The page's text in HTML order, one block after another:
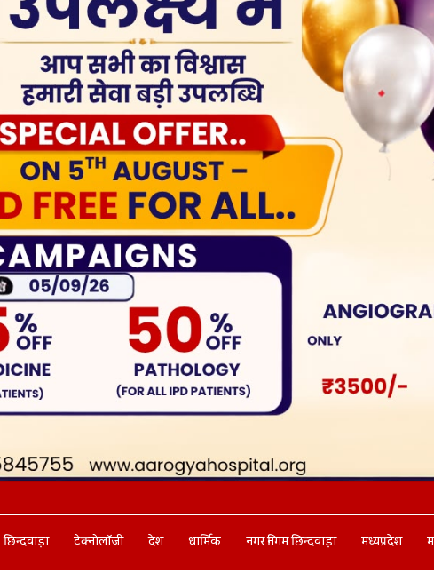
छिन्दवाड़ा टेक्नोलॉजी देश धार्मिक नगर निगम छिन्दवाड़ा मध्यप्रदेश